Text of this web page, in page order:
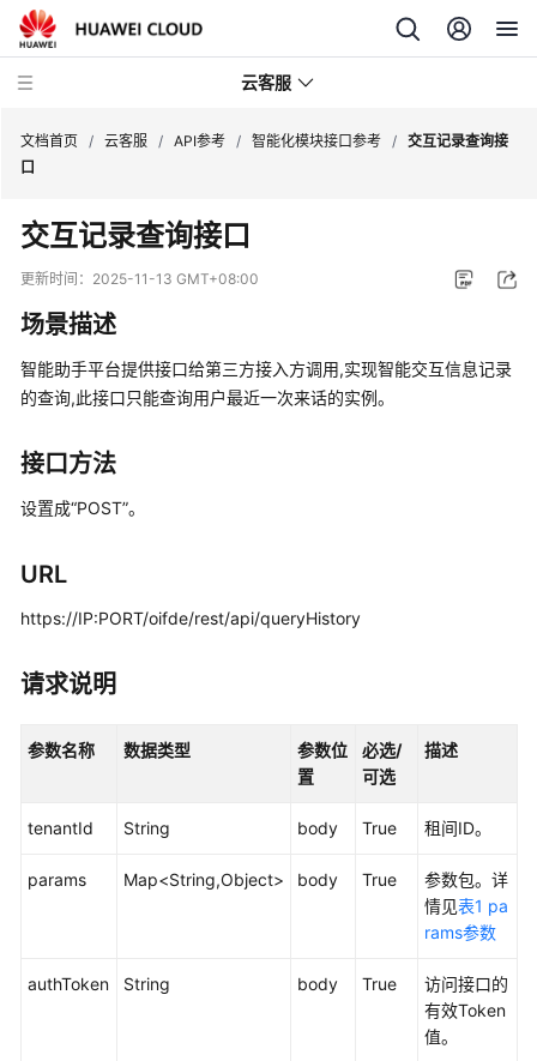
云客服
品
介
速
入
户
南
价
说
明
开
南
API
接
文档首页 / 云客服 / API参考 / 智能化模块接口参考 / 交互记录查询接
口
交互记录查询接口
更新时间： 2025-11-13 GMT+08:00
场景描述
智能助手平台提供接口给第三方接入方调用,实现智能交互信息记录
的查询,此接口只能查询用户最近一次来话的实例。
接口方法
设置成“POST”。
URL
https://IP:PORT/oifde/rest/api/queryHistory
请求说明
参数名称 数据类型
参数位
置
必选/
可选
描述
tenantId String body True 租间ID。
params Map<String,Object> body True
参数包。详
情见表1 pa
rams参数
authToken String body True
访问接口的
有效Token
值。